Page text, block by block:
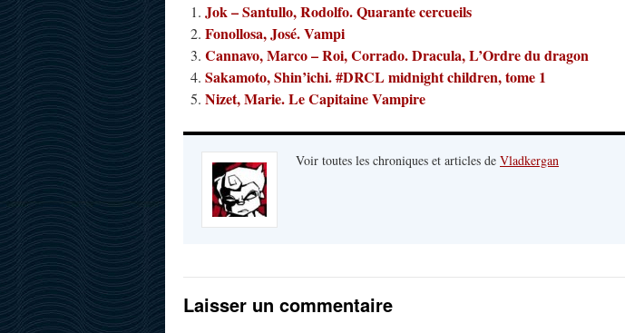
Jok – Santullo, Rodolfo. Quarante cercueils
Fonollosa, José. Vampi
Cannavo, Marco – Roi, Corrado. Dracula, L’Ordre du dragon
Sakamoto, Shin’ichi. #DRCL midnight children, tome 1
Nizet, Marie. Le Capitaine Vampire
Voir toutes les chroniques et articles de Vladkergan
Laisser un commentaire